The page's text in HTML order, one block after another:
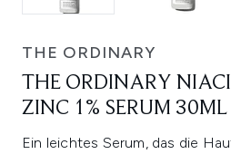
THE ORDINARY
THE ORDINARY
ZINC 1% SERUM 30ML
Ein leichtes Serum, das die